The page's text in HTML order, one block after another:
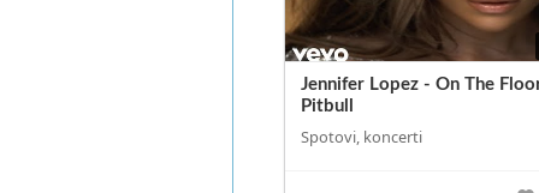
Jennifer Lopez - On The
Pitbull
Spotovi, koncerti